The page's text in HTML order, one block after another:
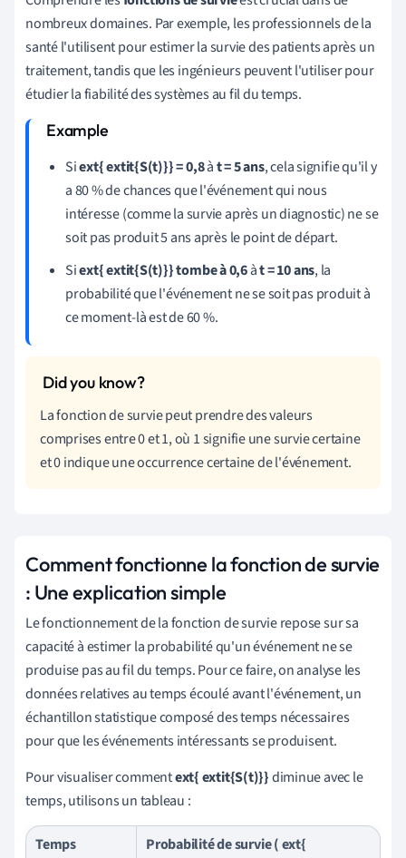
nombreux domaines. Par exemple, les professionnels de la
santé l'utilisent pour estimer la survie des patients après un
traitement, tandis que les ingénieurs peuvent l'utiliser pour
étudier la fiabilité des systèmes au fil du temps.
Siext{ extit{S(t)}} = 0,8àt = 5 ans, cela signifie qu'il y
a 80 % de chances que l'événement qui nous
intéresse (comme la survie après un diagnostic) ne se
soit pas produit 5 ans après le point de départ.
Siext{ extit{S(t)}} tombe à 0,6àt = 10 ans, la
probabilité que l'événement ne se soit pas produit à
ce moment-là est de 60 %.
La fonction de survie peut prendre des valeurs
comprises entre 0 et 1, où 1 signifie une survie certaine
et 0 indique une occurrence certaine de l'événement.
Comment fonctionne la fonction de survie
: Une explication simple
Le fonctionnement de la fonction de survie repose sur sa
capacité à estimer la probabilité qu'un événement ne se
produise pas au fil du temps. Pour ce faire, on analyse les
données relatives au temps écoulé avant l'événement, un
échantillon statistique composé des temps nécessaires
pour que les événements intéressants se produisent.
Pour visualiser commentext{ extit{S(t)}}diminue avec le
temps, utilisons un tableau :
Temps
Probabilité de survie ( ext{